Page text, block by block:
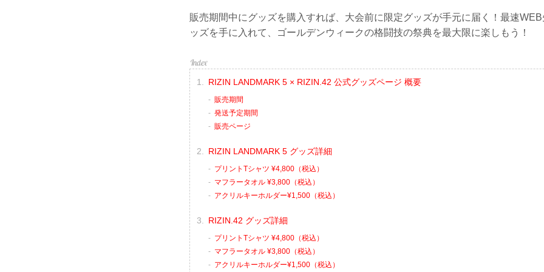
販売期間中にグッズを購入すれば、大会前に限定グッズが手元に届く！最速
ッズを手に入れて、ゴールデンウィークの格闘技の祭典を最大限に楽しもう！
RIZIN LANDMARK 5 × RIZIN.42 公式グッズページ 概要
販売期間
発送予定期間
販売ページ
RIZIN LANDMARK 5 グッズ詳細
プリントTシャツ ¥4,800（税込）
マフラータオル ¥3,800（税込）
アクリルキーホルダー¥1,500（税込）
RIZIN.42 グッズ詳細
プリントTシャツ ¥4,800（税込）
マフラータオル ¥3,800（税込）
アクリルキーホルダー¥1,500（税込）